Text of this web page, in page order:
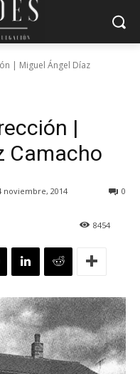
| Miguel Ángel Díaz
|
Camacho
noviembre, 2014 0
8454